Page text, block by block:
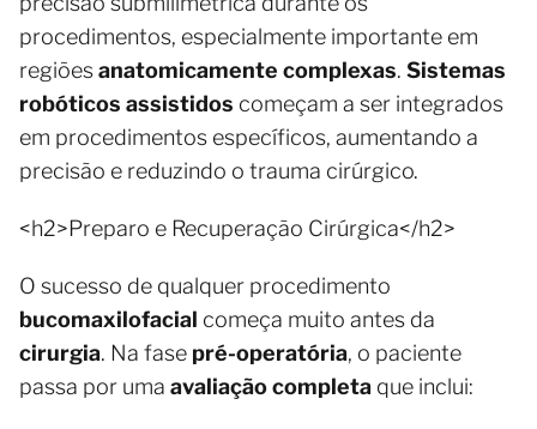
procedimentos, especialmente importante em
regiõesanatomicamente complexas. Sistemas
robóticos assistidos começam a ser integrados
em procedimentos específicos, aumentando a
precisão e reduzindo o trauma cirúrgico.
<h2>Preparo e Recuperação Cirúrgica</h2>
O sucesso de qualquer procedimento
bucomaxilofacial começa muito antes da
cirurgia. Na fase pré-operatória, o paciente
passa por uma avaliação completa que inclui: